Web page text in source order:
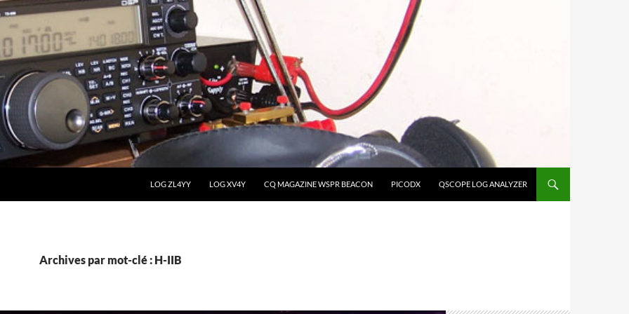
LOG ZL4YY LOG XV4Y CQ MAGAZINE WSPR BEACON PICODX QSCOPE LOG ANALYZER
Archives par mot-clé : H-IIB